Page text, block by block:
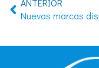
ANTERIOR